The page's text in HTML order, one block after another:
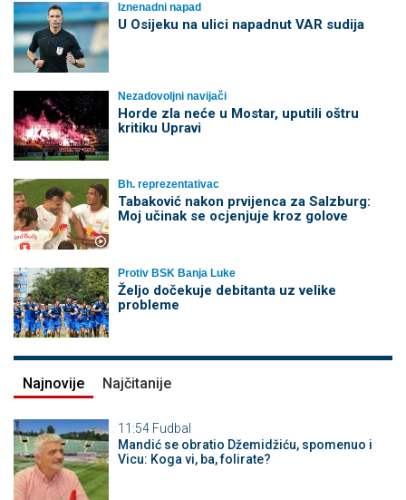
Iznenadni napad
U Osijeku na ulici napadnut VAR sudija
Nezadovoljni navijači
Horde zla neće u Mostar, uputili oštru
kritiku Upravi
Bh. reprezentativac
Tabaković nakon prvijenca za Salzburg:
Moj učinak se ocjenjuje kroz golove
Protiv BSK Banja Luke
Željo dočekuje debitanta uz velike
probleme
Najnovije Najčitanije
11:54 Fudbal
Mandić se obratio Džemidžiću, spomenuo i
Vicu: Koga vi, ba, folirate?